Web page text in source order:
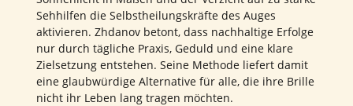
Sehhilfen die Selbstheilungskräfte des Auges
aktivieren. Zhdanov betont, dass nachhaltige Erfolge
nur durch tägliche Praxis, Geduld und eine klare
Zielsetzung entstehen. Seine Methode liefert damit
eine glaubwürdige Alternative für alle, die ihre Brille
nicht ihr Leben lang tragen möchten.